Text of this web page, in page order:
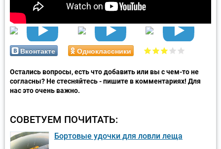
Вконтакте Одноклассники
Остались вопросы, есть что добавить или вы с чем-то не
согласны? Не стесняйтесь - пишите в комментариях! Для
нас это очень важно.
СОВЕТУЕМ ПОЧИТАТЬ:
Бортовые удочки для ловли леща